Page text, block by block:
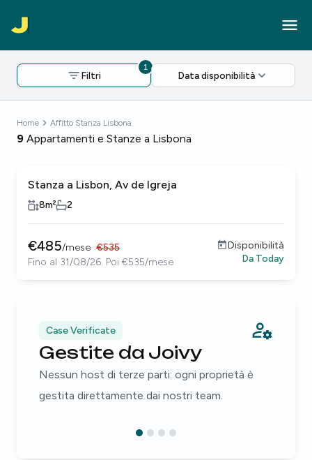
Filtri
1
Data disponibilità
Home Affitto Stanza Lisbona
9 Appartamenti e Stanze a Lisbona
Stanza a Lisbon, Av de Igreja
8m² 2
€485/mese €535
Fino al 31/08/26. Poi €535/mese
Disponibilità
Da Today
Case Verificate
Gestite da Joivy
Nessun host di terze parti: ogni proprietà è
gestita direttamente dai nostri team.